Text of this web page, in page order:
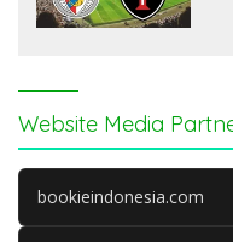
Website Media
bookieindonesia.com